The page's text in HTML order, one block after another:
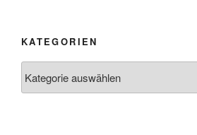
KATEGORIEN